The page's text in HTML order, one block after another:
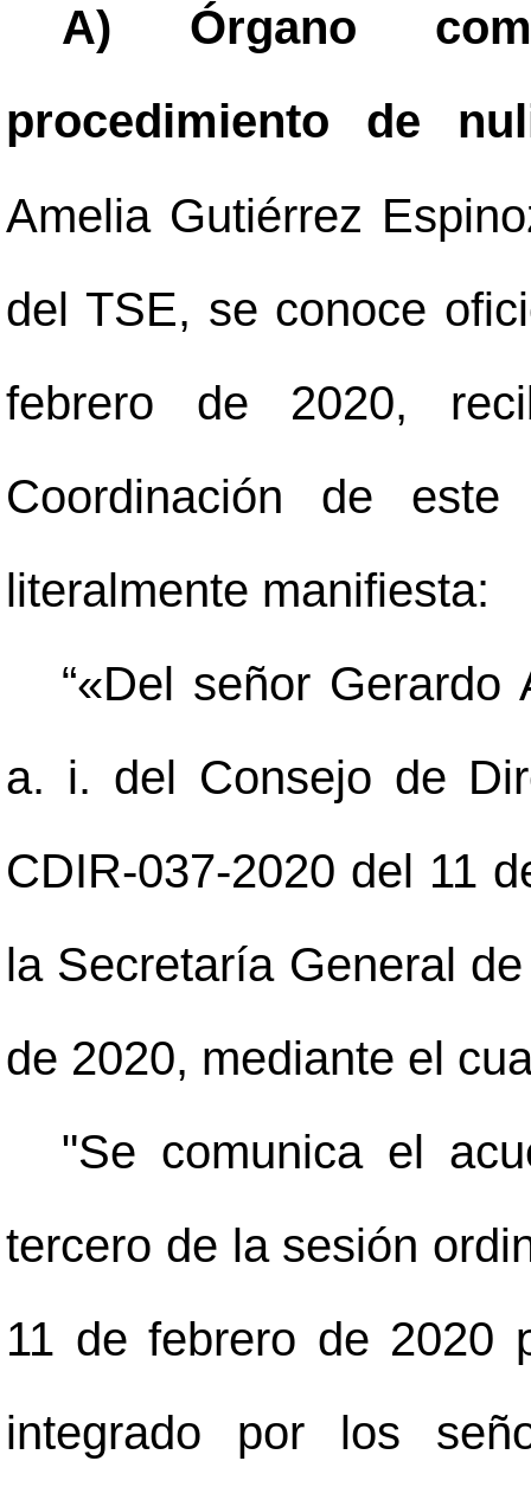
A) Órgano
procedimiento de
Amelia Gutiérrez
del TSE, se conoce
febrero de 2020,
Coordinación de
literalmente manifiesta:
“«Del señor Gerardo
a. i. del Consejo de
CDIR-037-2020 del 11
la Secretaría General
de 2020, mediante el
"Se comunica el
tercero de la sesión
11 de febrero de 2020
integrado por los